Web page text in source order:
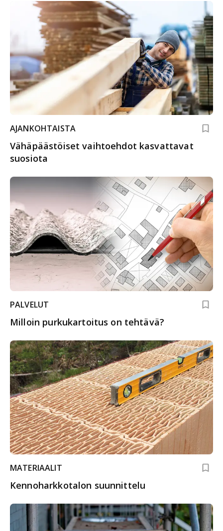
AJANKOHTAISTA
Vähäpäästöiset vaihtoehdot kasvattavat
suosiota
PALVELUT
Milloin purkukartoitus on tehtävä?
MATERIAALIT
Kennoharkkotalon suunnittelu